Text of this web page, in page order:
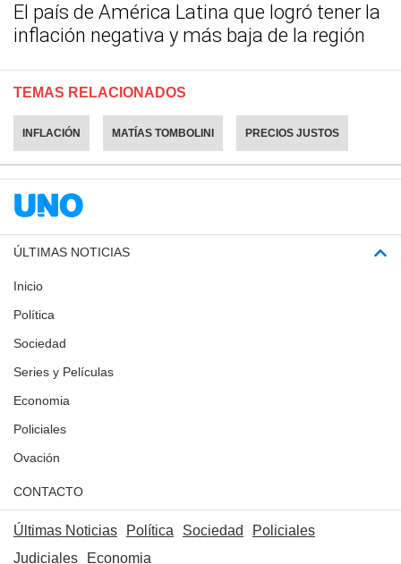
El país de América Latina que logró tener la
inflación negativa y más baja de la región
TEMAS RELACIONADOS
INFLACIÓN MATÍAS TOMBOLINI PRECIOS JUSTOS
ÚLTIMAS NOTICIAS
Inicio
Política
Sociedad
Series y Películas
Economia
Policiales
Ovación
CONTACTO
Últimas Noticias Política Sociedad
Policiales
Judiciales
Economia